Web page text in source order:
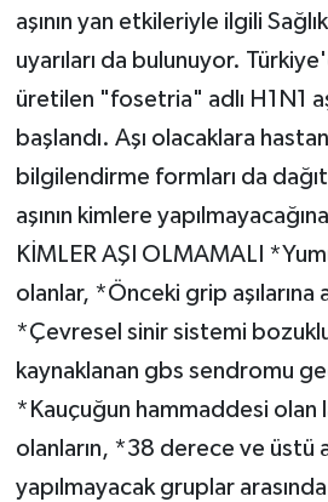
aşının yan etkileriyle ilgili Sağlık
uyarıları da bulunuyor.
üretilen "fosetria" adlı H1N1
başlandı. Aşı olacaklara
bilgilendirme formları da
aşının kimlere
KİMLER AŞI OLMAMALI
olanlar, *Önceki grip
*Çevresel sinir sistemi
kaynaklanan gbs sendromu
*Kauçuğun hammaddesi olan
olanların, *38 derece ve üstü
yapılmayacak gruplar